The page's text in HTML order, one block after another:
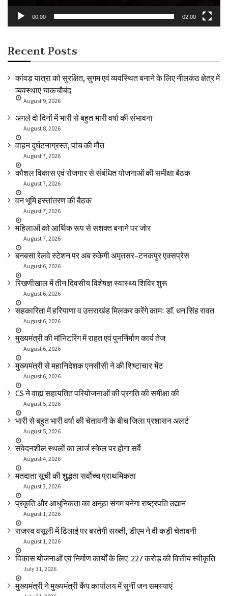
00:00 02:00
Recent Posts
कांवड़ यात्रा को सुरक्षित, सुगम एवं व्यवस्थित बनाने के लिए नीलकंठ क्षेत्र में
व्यवस्थाएं चाकचौबंद
August 9, 2026
अगले दो दिनों में भारी से बहुत भारी वर्षा की संभावना
August 8, 2026
वाहन दुर्घटनाग्रस्त, पांच की मौत
August 7, 2026
कौशल विकास एवं रोजगार से संबंधित योजनाओं की समीक्षा बैठक
August 7, 2026
वन भूमि हस्तांतरण की बैठक
August 7, 2026
महिलाओं को आर्थिक रूप से सशक्त बनाने पर जोर
August 7, 2026
बनबसा रेलवे स्टेशन पर अब रुकेगी अमृतसर–टनकपुर एक्सप्रेस
August 6, 2026
रिखणीखाल में तीन दिवसीय विशेषज्ञ स्वास्थ्य शिविर शुरू
August 6, 2026
सहकारिता में हरियाणा व उत्तराखंड मिलकर करेंगे कामः डाॅ. धन सिंह रावत
August 6, 2026
मुख्यमंत्री की मॉनिटरिंग में राहत एवं पुनर्निर्माण कार्य तेज
August 6, 2026
मुख्यमंत्री से महानिदेशक एनसीसी ने की शिष्टाचार भेंट
August 6, 2026
CS ने वाह्य सहायतित परियोजनाओं की प्रगति की समीक्षा की
August 5, 2026
भारी से बहुत भारी वर्षा की चेतावनी के बीच जिला प्रशासन अलर्ट
August 5, 2026
संवेदनशील स्थलों का लार्ज स्केल पर होगा सर्वे
August 4, 2026
मतदाता सूची की शुद्धता सर्वाेच्च प्राथमिकता
August 3, 2026
प्रकृति और आधुनिकता का अनूठा संगम बनेगा राष्ट्रपति उद्यान
August 1, 2026
राजस्व वसूली में ढिलाई पर बरतेगी सख्ती, डीएम ने दी कड़ी चेतावनी
August 1, 2026
विकास योजनाओं एवं निर्माण कार्यों के लिए ₹ 227 करोड़ की वित्तीय स्वीकृति
July 31, 2026
मुख्यमंत्री ने मुख्यमंत्री कैंप कार्यालय में सुनीं जन समस्याएं